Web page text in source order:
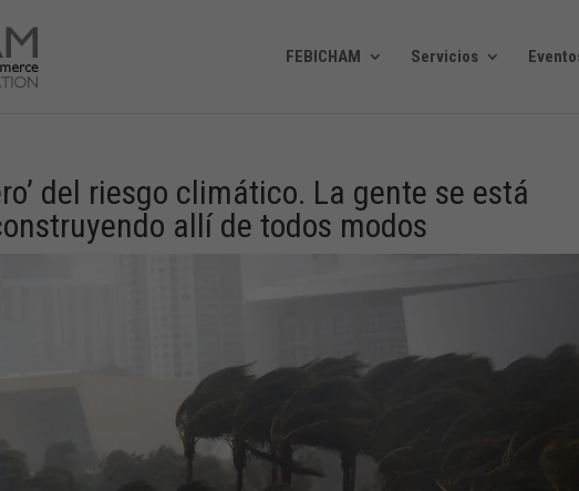
FEBICHAM Servicios
del riesgo climático. La gente se está
allí de todos modos